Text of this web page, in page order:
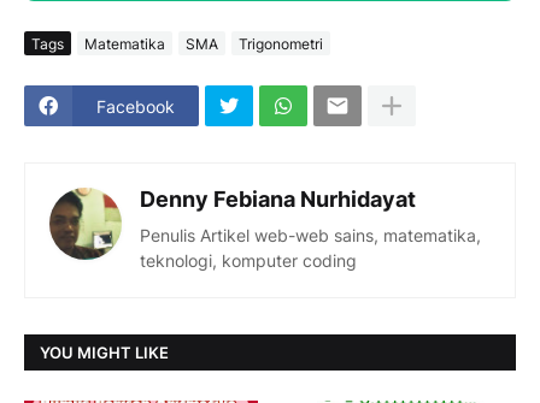
Tags Matematika SMA Trigonometri
Facebook
Denny Febiana Nurhidayat
Penulis Artikel web-web sains, matematika,
teknologi, komputer coding
YOU MIGHT LIKE